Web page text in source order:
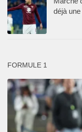
déjà
FORMULE 1